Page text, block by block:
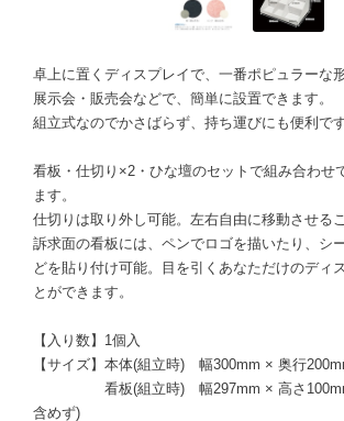
卓上に置くディスプレイで、一番ポピュラーな形
展示会・販売会などで、簡単に設置できます。
組立式なのでかさばらず、持ち運びにも便利です
看板・仕切り×2・ひな壇のセットで組み合わせ
ます。
仕切りは取り外し可能。左右自由に移動させる
訴求面の看板には、ペンでロゴを描いたり、シ
どを貼り付け可能。目を引くあなただけのディ
とができます。
【入り数】1個入
【サイズ】本体(組立時) 幅300mm × 奥行
看板(組立時) 幅297mm × 高さ100mm(
含めず)